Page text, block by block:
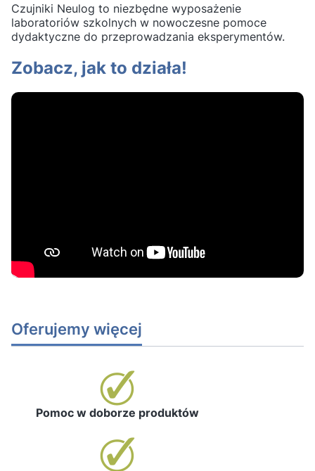
Czujniki Neulog to niezbędne wyposażenie
laboratoriów szkolnych w nowoczesne pomoce
dydaktyczne do przeprowadzania eksperymentów.
Zobacz, jak to działa!
Oferujemy więcej
Pomoc w doborze produktów